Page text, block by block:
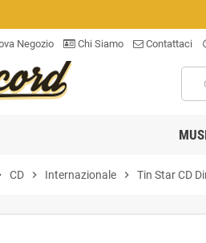
Negozio Chi Siamo Contattaci
CD chevron_right Internazionale chevron_right Tin Star CD